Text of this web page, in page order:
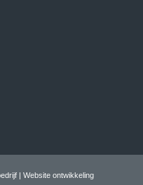
| Website ontwikkeling